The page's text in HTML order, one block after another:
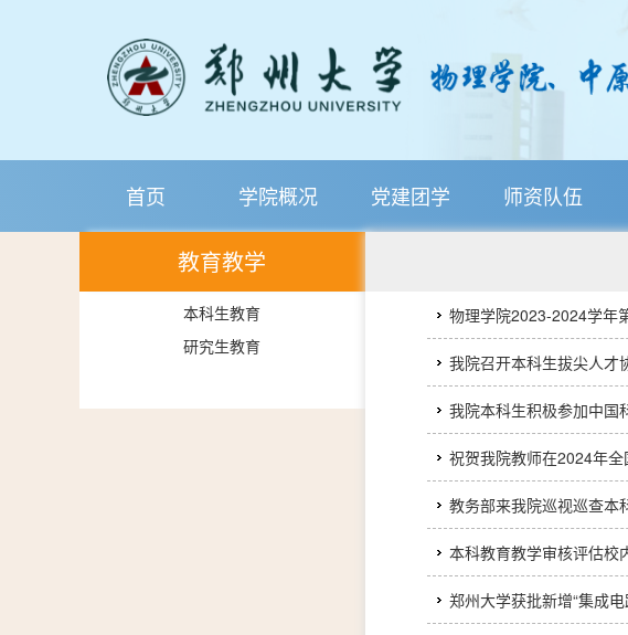
首页 学院概况 党建团学 师资队伍
教育教学
本科生教育
研究生教育
物理学院2023-2024学年
我院召开本科生拔尖人才
我院本科生积极参加中国
祝贺我院教师在2024年
教务部来我院巡视巡查本
本科教育教学审核评估校
郑州大学获批新增“集成